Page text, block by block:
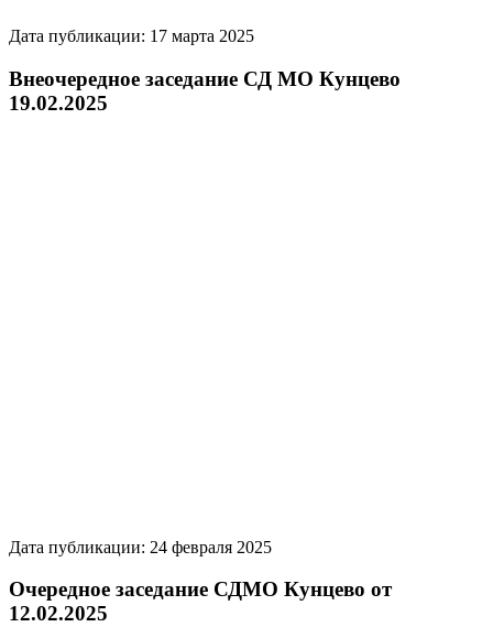
Дата публикации: 17 марта 2025
Внеочередное заседание СД МО Кунцево
19.02.2025
Дата публикации: 24 февраля 2025
Очередное заседание СДМО Кунцево от
12.02.2025